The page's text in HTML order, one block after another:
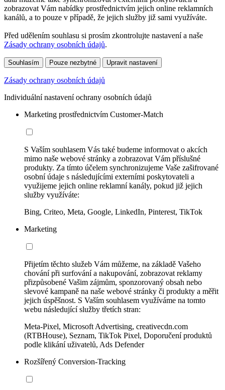
zobrazovat Vám nabídky prostřednictvím jejich online reklamních
kanálů, a to pouze v případě, že jejich služby již sami využíváte.
Před udělením souhlasu si prosím zkontrolujte nastavení a naše
Zásady ochrany osobních údajů.
Souhlasím Pouze nezbytné Upravit nastavení
Zásady ochrany osobních údajů
Individuální nastavení ochrany osobních údajů
Marketing prostřednictvím Customer-Match
S Vaším souhlasem Vás také budeme informovat o akcích
mimo naše webové stránky a zobrazovat Vám příslušné
produkty. Za tímto účelem synchronizujeme Vaše zašifrované
osobní údaje s následujícími externími poskytovateli a
využijeme jejich online reklamní kanály, pokud již jejich
služby využíváte:
Bing, Criteo, Meta, Google, LinkedIn, Pinterest, TikTok
Marketing
Přijetím těchto služeb Vám můžeme, na základě Vašeho
chování při surfování a nakupování, zobrazovat reklamy
přizpůsobené Vašim zájmům, sponzorovaný obsah nebo
slevové kampaně na naše webové stránky či produkty a měřit
jejich úspěšnost. S Vaším souhlasem využíváme na tomto
webu následující služby třetích stran:
Meta-Pixel, Microsoft Advertising, creativecdn.com
(RTBHouse), Seznam, TikTok Pixel, Doporučení produktů
podle klikání uživatelů, Ads Defender
Rozšířený Conversion-Tracking